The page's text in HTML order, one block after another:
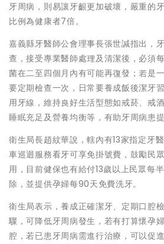
牙周病，則易讓牙齦更加破壞，嚴重的
比例為健康者7倍。
嘉義縣牙醫師公會理事長張世諴指出，
查，接受專業醫師處理及清潔後，必須
菌在二至四個月內有可能再復發；若是
要定期檢查一次，日常要養成飯後潔牙
用牙線，維持良好生活型態如戒菸、戒
睡眠充足及營養均衡等，有助牙周病患提
衛生局長趙紋華說，轄內有13家指定牙
車巡迴服務看牙可享免掛號費，鼓勵民
用，目前健保也有給付13歲以上民眾每
除，並提供孕婦每90天免費洗牙。
衛生局表示，養成正確潔牙、定期口腔
驟，可降低牙周病發生，若有打算懷孕
腔，若已患牙周病需進行治療，可以促